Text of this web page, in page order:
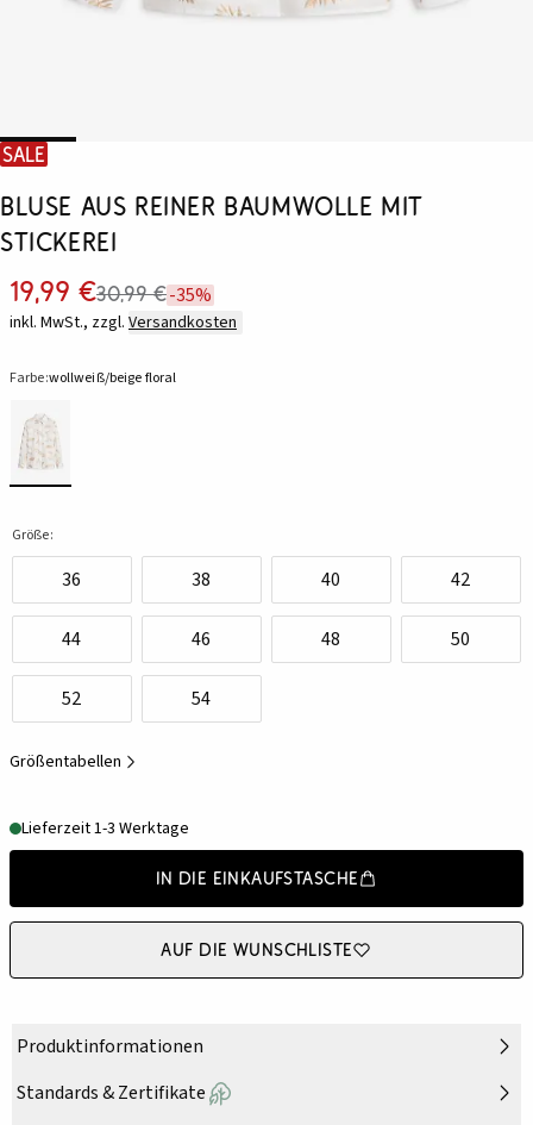
SALE
Bluse aus reiner Baumwolle mit
Stickerei
19,99 €30,99 €-35%
inkl. MwSt., zzgl. Versandkosten
Farbe:wollweiß/beige floral
Größe:
36 38 40 42
44 46 48 50
52 54
Größentabellen
Lieferzeit 1-3 Werktage
In die Einkaufstasche
Auf die Wunschliste
Produktinformationen
Standards & Zertifikate